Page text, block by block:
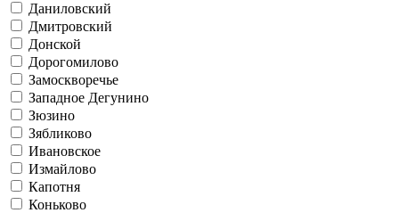
Даниловский
Дмитровский
Донской
Дорогомилово
Замоскворечье
Западное Дегунино
Зюзино
Зябликово
Ивановское
Измайлово
Капотня
Коньково